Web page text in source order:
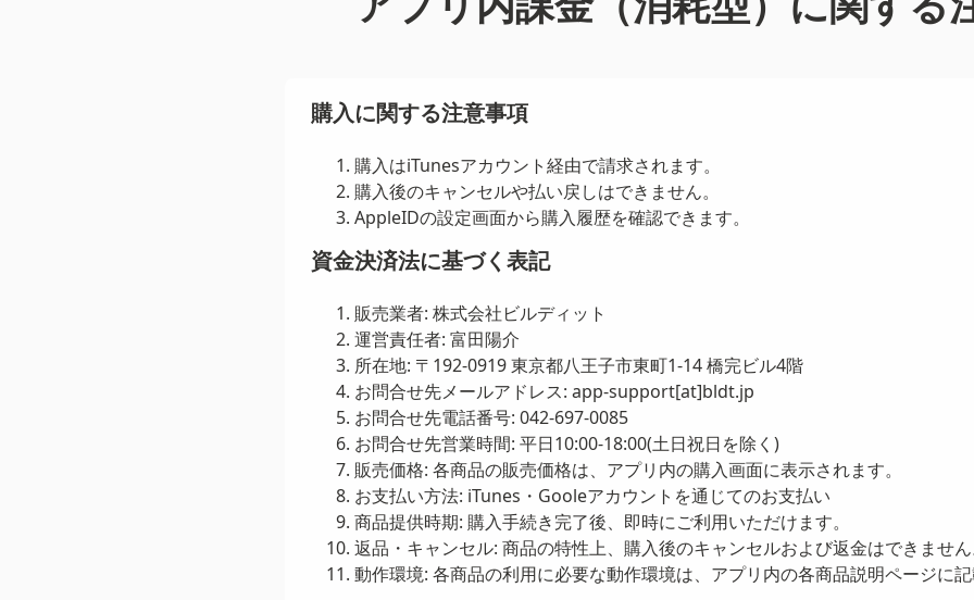
購入に関する注意事項
購入はiTunesアカウント経由で請求されます。
購入後のキャンセルや払い戻しはできません。
AppleIDの設定画面から購入履歴を確認できます。
資金決済法に基づく表記
販売業者: 株式会社ビルディット
運営責任者: 富田陽介
所在地: 〒192-0919 東京都八王子市東町1-14 橋完ビル4階
お問合せ先メールアドレス: app-support[at]bldt.jp
お問合せ先電話番号: 042-697-0085
お問合せ先営業時間: 平日10:00-18:00(土日祝日を除く)
販売価格: 各商品の販売価格は、アプリ内の購入画面に表示されます。
お支払い方法: iTunes・Gooleアカウントを通じてのお支払い
商品提供時期: 購入手続き完了後、即時にご利用いただけます。
返品・キャンセル: 商品の特性上、購入後のキャンセルおよび返金はできませ
動作環境: 各商品の利用に必要な動作環境は、アプリ内の各商品説明ページに